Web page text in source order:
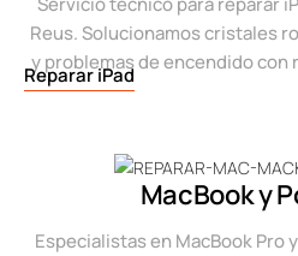
Reus. Solucionamos cristales
y problemas de encendido con
Reparar iPad
MacBook y
Especialistas en MacBook Pro